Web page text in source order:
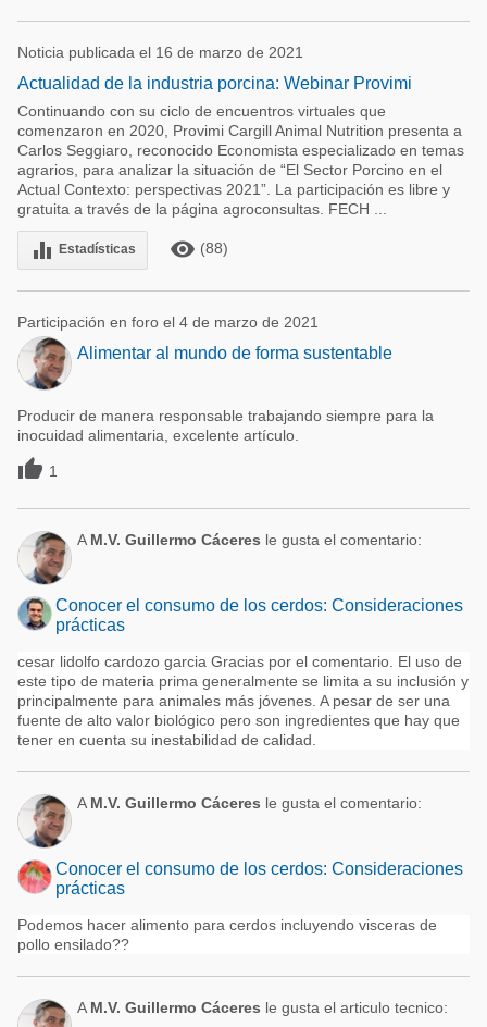
Noticia publicada el 16 de marzo de 2021
Actualidad de la industria porcina: Webinar Provimi
Continuando con su ciclo de encuentros virtuales que
comenzaron en 2020, Provimi Cargill Animal Nutrition presenta a
Carlos Seggiaro, reconocido Economista especializado en temas
agrarios, para analizar la situación de “El Sector Porcino en el
Actual Contexto: perspectivas 2021”. La participación es libre y
gratuita a través de la página agroconsultas. FECH ...
equalizer Estadísticas remove_red_eye (88)
Participación en foro el 4 de marzo de 2021
Alimentar al mundo de forma sustentable
Producir de manera responsable trabajando siempre para la
inocuidad alimentaria, excelente artículo.
 1
A M.V. Guillermo Cáceres le gusta el comentario:
Conocer el consumo de los cerdos: Consideraciones
prácticas
cesar lidolfo cardozo garcia Gracias por el comentario. El uso de
este tipo de materia prima generalmente se limita a su inclusión y
principalmente para animales más jóvenes. A pesar de ser una
fuente de alto valor biológico pero son ingredientes que hay que
tener en cuenta su inestabilidad de calidad.
A M.V. Guillermo Cáceres le gusta el comentario:
Conocer el consumo de los cerdos: Consideraciones
prácticas
Podemos hacer alimento para cerdos incluyendo visceras de
pollo ensilado??
A M.V. Guillermo Cáceres le gusta el articulo tecnico: